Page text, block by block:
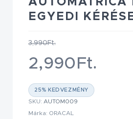
EGYEDI
3,990Ft.
2,990Ft.
25% KEDVEZMÉNY
SKU: AUTOM009
Márka: ORACAL